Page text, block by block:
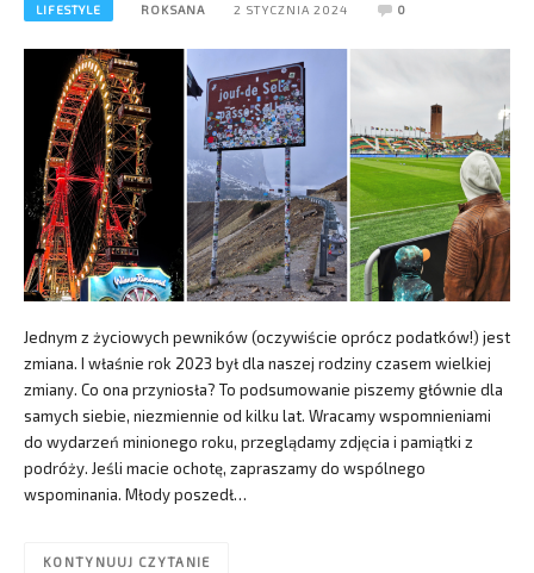
LIFESTYLE ROKSANA 2 STYCZNIA 2024 0
Jednym z życiowych pewników (oczywiście oprócz podatków!) jest
zmiana. I właśnie rok 2023 był dla naszej rodziny czasem wielkiej
zmiany. Co ona przyniosła? To podsumowanie piszemy głównie dla
samych siebie, niezmiennie od kilku lat. Wracamy wspomnieniami
do wydarzeń minionego roku, przeglądamy zdjęcia i pamiątki z
podróży. Jeśli macie ochotę, zapraszamy do wspólnego
wspominania. Młody poszedł…
KONTYNUUJ CZYTANIE